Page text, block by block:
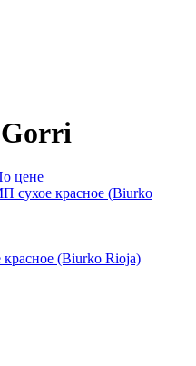
цене
(Biurko Rioja)